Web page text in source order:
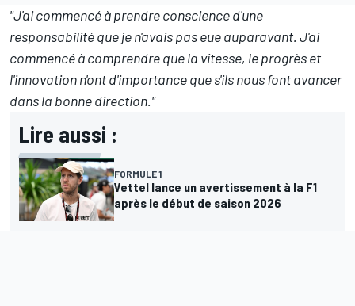
"J'ai commencé à prendre conscience d'une
responsabilité que je n'avais pas eue auparavant. J'ai
commencé à comprendre que la vitesse, le progrès et
l'innovation n'ont d'importance que s'ils nous font avancer
dans la bonne direction."
Lire aussi :
FORMULE 1
Vettel lance un avertissement à la F1
après le début de saison 2026